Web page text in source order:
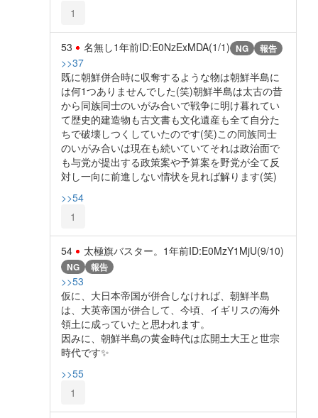
1
53 名無し1年前ID:E0NzExMDA(1/1) NG 報告
>>37
既に朝鮮併合時に収奪するような物は朝鮮半島に
は何1つありませんでした(笑)朝鮮半島は太古の昔
から同族同士のいがみ合いで戦争に明け暮れてい
て歴史的建造物も古文書も文化遺産も全て自分た
ちで破壊しつくしていたのです(笑)この同族同士
のいがみ合いは現在も続いていてそれは政治面で
も与党が提出する政策案や予算案を野党が全て反
対し一向に前進しない情状を見れば解ります(笑)
>>54
1
54 太極旗バスター。 1年前ID:E0MzY1MjU(9/10)
NG 報告
>>53
仮に、大日本帝国が併合しなければ、朝鮮半島
は、大英帝国が併合して、今頃、イギリスの海外
領土に成っていたと思われます。
因みに、朝鮮半島の黄金時代は広開土大王と世宗
時代です✨️
>>55
1